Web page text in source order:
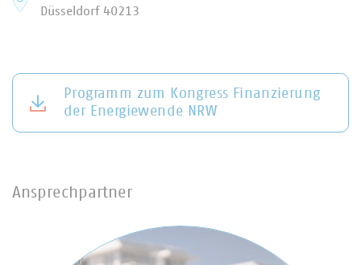
Düsseldorf 40213
Programm zum Kongress Finanzierung
der Energiewende NRW
Ansprechpartner